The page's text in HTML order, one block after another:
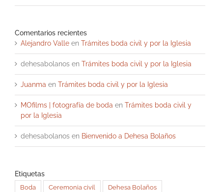
Comentarios recientes
Alejandro Valle en Trámites boda civil y por la Iglesia
dehesabolanos en Trámites boda civil y por la Iglesia
Juanma en Trámites boda civil y por la Iglesia
MOfilms | fotografía de boda en Trámites boda civil y
por la Iglesia
dehesabolanos en Bienvenido a Dehesa Bolaños
Etiquetas
Boda Ceremonia civil Dehesa Bolaños